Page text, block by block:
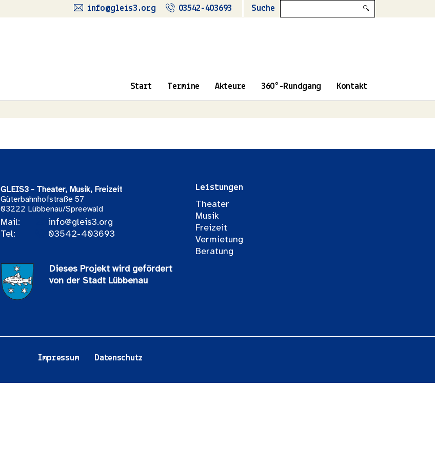
info@gleis3.org 03542-403693 Suche 🔍
Start Termine Akteure 360°-Rundgang Kontakt
GLEIS3 - Theater, Musik, Freizeit
Güterbahnhofstraße 57
03222 Lübbenau/Spreewald
Mail:
info@gleis3.org
Tel:
03542-403693
Dieses Projekt wird gefördert
von der Stadt Lübbenau
Leistungen
Theater
Musik
Freizeit
Vermietung
Beratung
Impressum Datenschutz